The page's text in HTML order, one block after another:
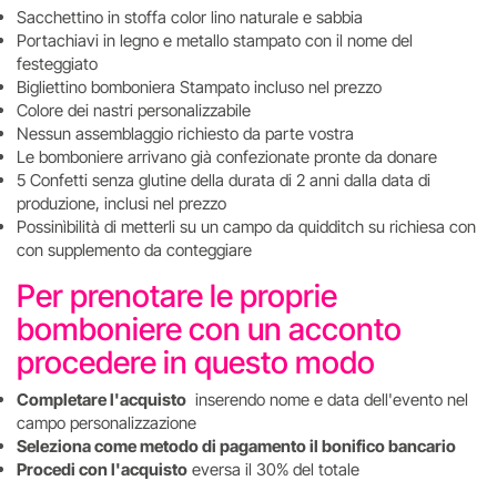
Sacchettino in stoffa color lino naturale e sabbia
Portachiavi in legno e metallo stampato con il nome del
festeggiato
Bigliettino bomboniera Stampato incluso nel prezzo
Colore dei nastri personalizzabile
Nessun assemblaggio richiesto da parte vostra
Le bomboniere arrivano già confezionate pronte da donare
5 Confetti senza glutine della durata di 2 anni dalla data di
produzione, inclusi nel prezzo
Possinìbilità di metterli su un campo da quidditch su richiesa con
con supplemento da conteggiare
Per prenotare le proprie
bomboniere con un acconto
procedere in questo modo
Completare l'acquisto inserendo nome e data dell'evento nel
campo personalizzazione
Seleziona come metodo di pagamento il bonifico bancario
Procedi con l'acquisto eversa il 30% del totale